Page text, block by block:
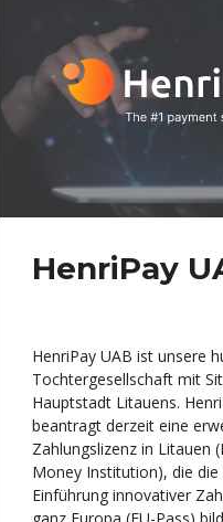
HenriPay
HenriPay UAB ist unsere
Tochtergesellschaft mit
Hauptstadt Litauens.
beantragt derzeit eine
Zahlungslizenz in Litauen
Money Institution), die die
Einführung innovativer